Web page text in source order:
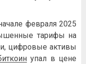
февраля 2025
тарифы на
цифровые активы
упал в цене